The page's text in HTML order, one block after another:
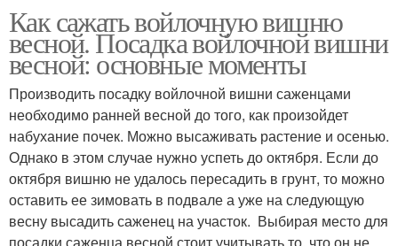
Как сажать войлочную вишню
весной. Посадка войлочной вишни
весной: основные моменты
Производить посадку войлочной вишни саженцами
необходимо ранней весной до того, как произойдет
набухание почек. Можно высаживать растение и осенью.
Однако в этом случае нужно успеть до октября. Если до
октября вишню не удалось пересадить в грунт, то можно
оставить ее зимовать в подвале а уже на следующую
весну высадить саженец на участок. Выбирая место для
посадки саженца весной стоит учитывать то, что он не